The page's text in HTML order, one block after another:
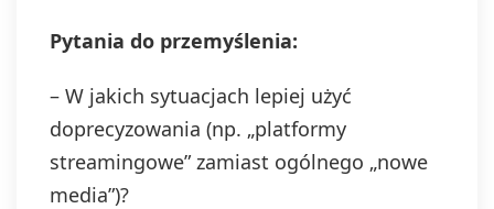
Pytania do przemyślenia:
– W jakich sytuacjach lepiej użyć
doprecyzowania (np. „platformy
streamingowe” zamiast ogólnego „nowe
media”)?